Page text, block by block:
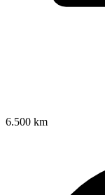
6.500 km